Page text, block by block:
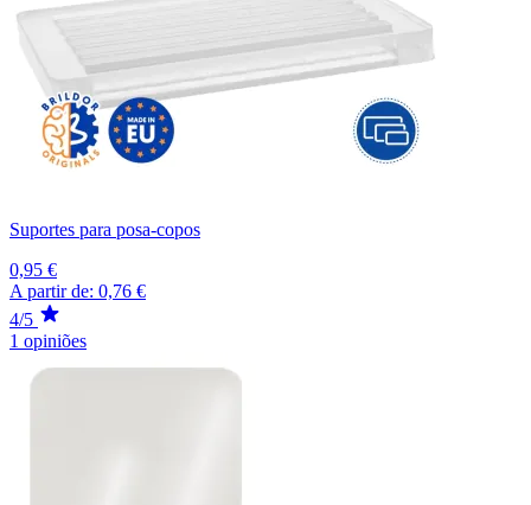
Suportes para posa-copos
0,95 €
A partir de: 0,76 €
4/5
1 opiniões